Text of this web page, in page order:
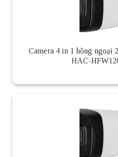
Camera 4 in 1 hồng ngoại
HAC-